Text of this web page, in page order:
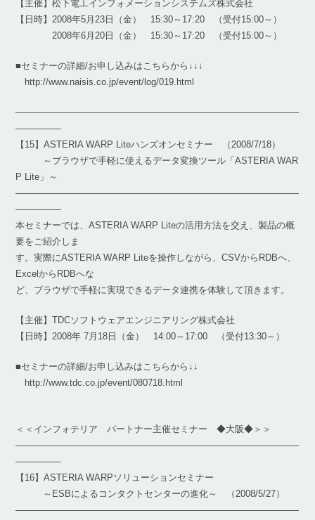
【主催】松下電工インフォメーションシステムズ株式会社
【日時】2008年5月23日（金） 15:30～17:20 （受付15:00～）
2008年6月20日（金） 15:30～17:20 （受付15:00～）
■セミナーの詳細/お申し込みはこちらから↓↓↓
http://www.naisis.co.jp/event/log/019.html
―――――――――――――――――――――――――――――――
―――――
【15】ASTERIA WARP Liteハンズオンセミナー （2008/7/18）
～ブラウザで手軽に使えるデータ変換ツール「ASTERIA WAR
P Lite」～
―――――――――――――――――――――――――――――――
―――――
本セミナーでは、ASTERIA WARP Liteの活用方法を交え、製品の概
要をご紹介しま
す。実際にASTERIA WARP Liteを操作しながら、CSVからRDBへ、
ExcelからRDBへな
ど、ブラウザで手軽に実現できるデータ連携を体験して頂きます。
【主催】TDCソフトウェアエンジニアリング株式会社
【日時】2008年 7月18日（金） 14:00～17:00 （受付13:30～）
■セミナーの詳細/お申し込みはこちらから↓↓
http://www.tdc.co.jp/event/080718.html
＜＜インフォテリア パートナー主催セミナー ◆大阪◆＞＞
―――――――――――――――――――――――――――――――
―――――
【16】ASTERIA WARPソリューションセミナー
～ESBによるコンタクトセンターの進化～ （2008/5/27）
―――――――――――――――――――――――――――――――